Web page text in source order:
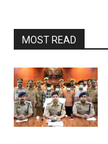
MOST READ